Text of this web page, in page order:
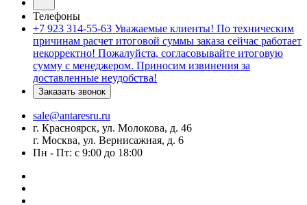
Телефоны
+7 923 314-55-63 Уважаемые клиенты! По техническим
причинам расчет итоговой суммы заказа сейчас работает
некорректно! Пожалуйста, согласовывайте итоговую
сумму с менеджером. Приносим извинения за
доставленные неудобства!
Заказать звонок
sale@antaresru.ru
г. Красноярск, ул. Молокова, д. 46
г. Москва, ул. Вернисажная, д. 6
Пн - Пт: с 9:00 до 18:00